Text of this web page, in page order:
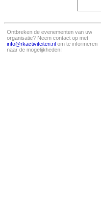
Ontbreken de evenementen van uw
organisatie? Neem contact op met
info@rkactiviteiten.nl om te informeren
naar de mogelijkheden!